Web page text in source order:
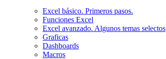
Excel básico. Primeros pasos.
Funciones Excel
Excel avanzado. Algunos temas selectos
Graficas
Dashboards
Macros